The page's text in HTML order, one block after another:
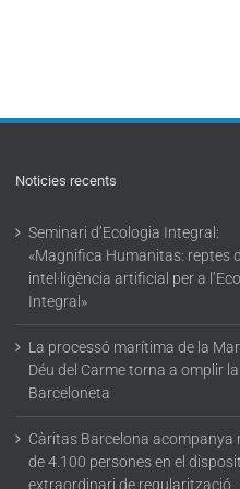
Noticies recents
Seminari d’Ecologia Integral:
«Magnifica Humanitas: reptes
intel·ligència artificial per a
Integral»
La processó marítima de la
Déu del Carme torna a omplir la
Barceloneta
Càritas Barcelona acompanya
de 4.100 persones en el
extraordinari de regularització